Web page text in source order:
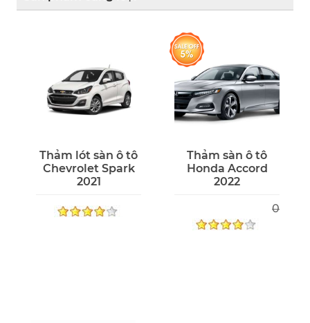
Thảm lót sàn ô tô
Chevrolet Spark
2021
Thảm sàn ô tô
Honda Accord
2022
0